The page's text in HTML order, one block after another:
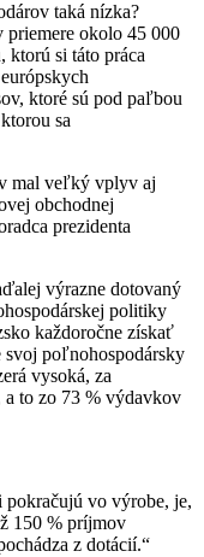
taká nízka?
okolo 45 000
ktorú si táto práca
ktoré sú pod paľbou
sa
mal veľký vplyv aj
obchodnej
prezidenta
výrazne dotovaný
politiky
každoročne získať
svoj poľnohospodársky
vysoká, za
a to zo 73 % výdavkov
pokračujú vo výrobe, je,
150 % príjmov
z dotácií.“